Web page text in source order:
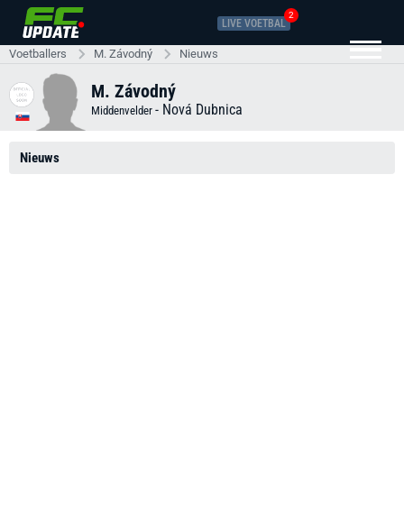
LIVE VOETBAL
2
Voetballers M. Závodný Nieuws
M. Závodný
Middenvelder - Nová Dubnica
Nieuws